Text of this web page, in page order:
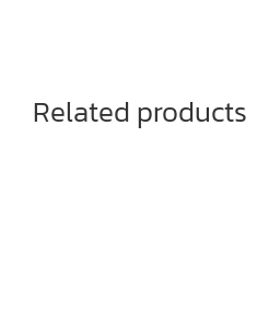
Related products